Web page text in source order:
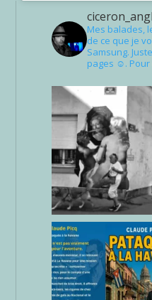
Mes balades,
de ce que je
Samsung.
pages ☺. Pour